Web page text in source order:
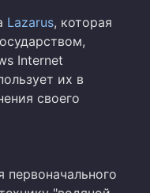
Lazarus, которая
Internet
их в
своего
первоначального